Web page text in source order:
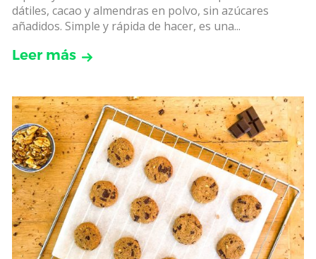
dátiles, cacao y almendras en polvo, sin azúcares
añadidos. Simple y rápida de hacer, es una...
Leer más